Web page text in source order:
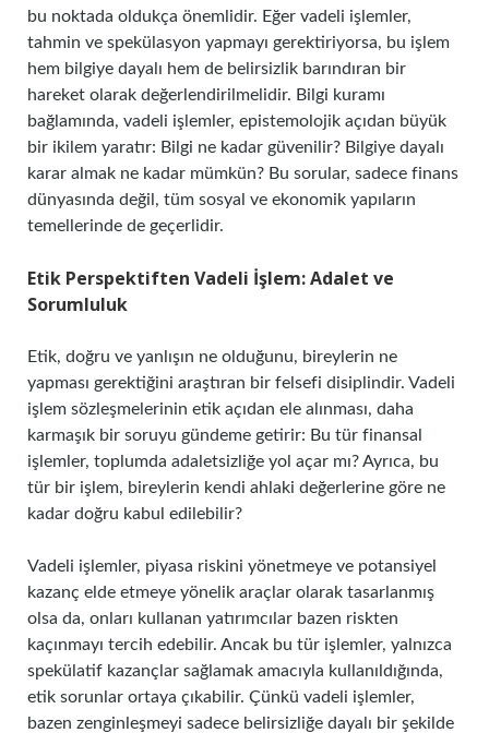
bu noktada oldukça önemlidir. Eğer vadeli işlemler,
tahmin ve spekülasyon yapmayı gerektiriyorsa, bu işlem
hem bilgiye dayalı hem de belirsizlik barındıran bir
hareket olarak değerlendirilmelidir. Bilgi kuramı
bağlamında, vadeli işlemler, epistemolojik açıdan büyük
bir ikilem yaratır: Bilgi ne kadar güvenilir? Bilgiye dayalı
karar almak ne kadar mümkün? Bu sorular, sadece finans
dünyasında değil, tüm sosyal ve ekonomik yapıların
temellerinde de geçerlidir.
Etik Perspektiften Vadeli İşlem: Adalet ve
Sorumluluk
Etik, doğru ve yanlışın ne olduğunu, bireylerin ne
yapması gerektiğini araştıran bir felsefi disiplindir. Vadeli
işlem sözleşmelerinin etik açıdan ele alınması, daha
karmaşık bir soruyu gündeme getirir: Bu tür finansal
işlemler, toplumda adaletsizliğe yol açar mı? Ayrıca, bu
tür bir işlem, bireylerin kendi ahlaki değerlerine göre ne
kadar doğru kabul edilebilir?
Vadeli işlemler, piyasa riskini yönetmeye ve potansiyel
kazanç elde etmeye yönelik araçlar olarak tasarlanmış
olsa da, onları kullanan yatırımcılar bazen riskten
kaçınmayı tercih edebilir. Ancak bu tür işlemler, yalnızca
spekülatif kazançlar sağlamak amacıyla kullanıldığında,
etik sorunlar ortaya çıkabilir. Çünkü vadeli işlemler,
bazen zenginleşmeyi sadece belirsizliğe dayalı bir şekilde